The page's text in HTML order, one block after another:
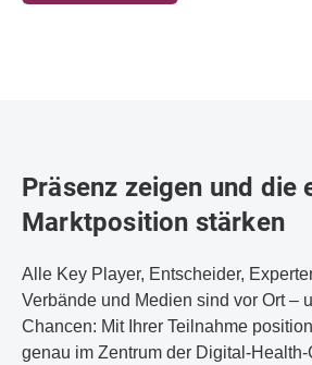
Präsenz zeigen und die
Marktposition stärken
Alle Key Player, Entscheider,
Verbände und Medien sind vor Ort –
Chancen: Mit Ihrer Teilnahme
genau im Zentrum der Digital-Health-